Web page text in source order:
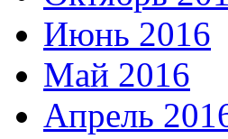
Июнь 2016
Май 2016
Апрель